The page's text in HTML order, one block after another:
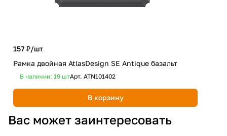
157 ₽/шт
Рамка двойная AtlasDesign SE Antique базальт
В наличии: 19 штАрт. ATN101402
В корзину
Вас может заинтересовать